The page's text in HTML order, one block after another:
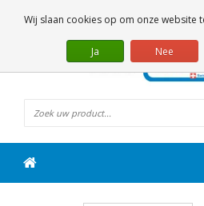
Wij slaan cookies op om onze website
Ja Nee